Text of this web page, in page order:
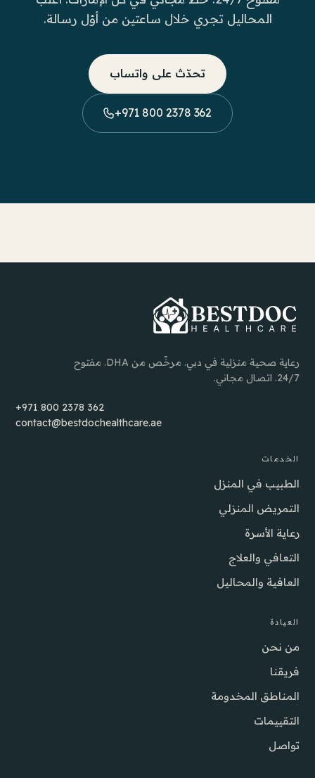
المحاليل تجري خلال ساعتين من أوّل رسالة.
تحدّث على واتساب
+971 800 2378 362
رعاية صحية منزلية في دبي. مرخّص من DHA. مفتوح
24/7. اتصال مجاني.
+971 800 2378 362
contact@bestdochealthcare.ae
الخدمات
الطبيب في المنزل
التمريض المنزلي
رعاية الأسرة
التعافي والعلاج
العافية والمحاليل
العيادة
من نحن
فريقنا
المناطق المخدومة
التقييمات
تواصل